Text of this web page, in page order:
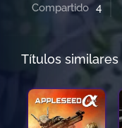
Compartido 4
Títulos similares